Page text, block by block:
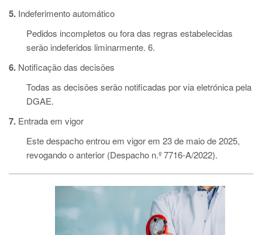
5. Indeferimento automático
Pedidos incompletos ou fora das regras estabelecidas
serão indeferidos liminarmente. 6.
6. Notificação das decisões
Todas as decisões serão notificadas por via eletrónica pela
DGAE.
7. Entrada em vigor
Este despacho entrou em vigor em 23 de maio de 2025,
revogando o anterior (Despacho n.º 7716-A/2022).